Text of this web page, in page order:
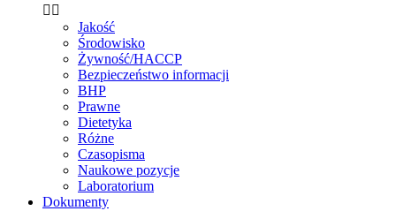
 
Jakość
Środowisko
Żywność/HACCP
Bezpieczeństwo informacji
BHP
Prawne
Dietetyka
Różne
Czasopisma
Naukowe pozycje
Laboratorium
Dokumenty